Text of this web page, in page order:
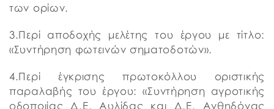
των ορίων.
3.Περί αποδοχής μελέτης του έργου με τίτλο:
«Συντήρηση φωτεινών σηματοδοτών».
4.Περί έγκρισης πρωτοκόλλου οριστικής
παραλαβής του έργου: «Συντήρηση αγροτικής
οδοποιίας Δ.Ε. Αυλίδας και Δ.Ε. Ανθηδόνας